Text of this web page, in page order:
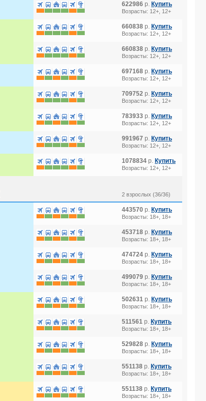
622986 р. Купить
Возрасты: 12+, 12+
660838 р. Купить
Возрасты: 12+, 12+
660838 р. Купить
Возрасты: 12+, 12+
697168 р. Купить
Возрасты: 12+, 12+
709752 р. Купить
Возрасты: 12+, 12+
783933 р. Купить
Возрасты: 12+, 12+
991967 р. Купить
Возрасты: 12+, 12+
1078834 р. Купить
Возрасты: 12+, 12+
2 взрослых (36/36)
443570 р. Купить
Возрасты: 18+, 18+
453718 р. Купить
Возрасты: 18+, 18+
474724 р. Купить
Возрасты: 18+, 18+
499079 р. Купить
Возрасты: 18+, 18+
502631 р. Купить
Возрасты: 18+, 18+
511561 р. Купить
Возрасты: 18+, 18+
529828 р. Купить
Возрасты: 18+, 18+
551138 р. Купить
Возрасты: 18+, 18+
551138 р. Купить
Возрасты: 18+, 18+